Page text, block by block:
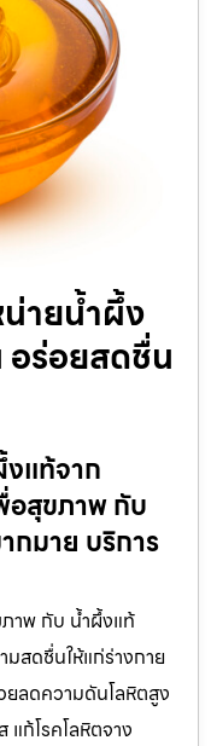
ายน้ำผึ้ง
อร่อยสดชื่น
แท้จาก
อสุขภาพ กับ
กมาย บริการ
ภาพ กับ น้ำผึ้งแท้
สดชื่นให้แก่ร่างกาย
ยลดความดันโลหิตสูง
แก้โรคโลหิตจาง